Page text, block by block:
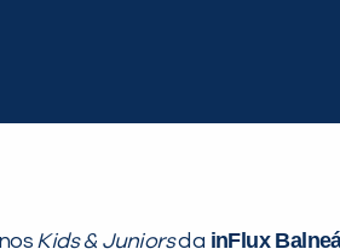
Kids & Juniorsda inFlux